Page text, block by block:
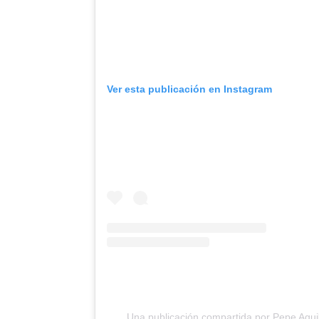
Ver esta publicación en Instagram
Una publicación compartida por Pepe